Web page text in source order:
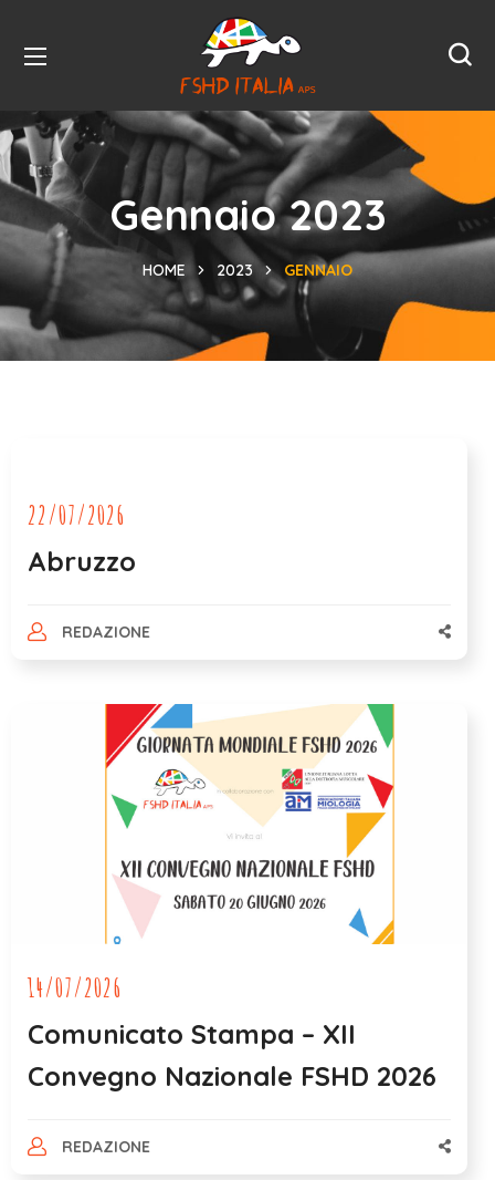
Gennaio 2023
HOME 2023 GENNAIO
22/07/2026
Abruzzo
REDAZIONE
14/07/2026
Comunicato Stampa – XII
Convegno Nazionale FSHD 2026
REDAZIONE